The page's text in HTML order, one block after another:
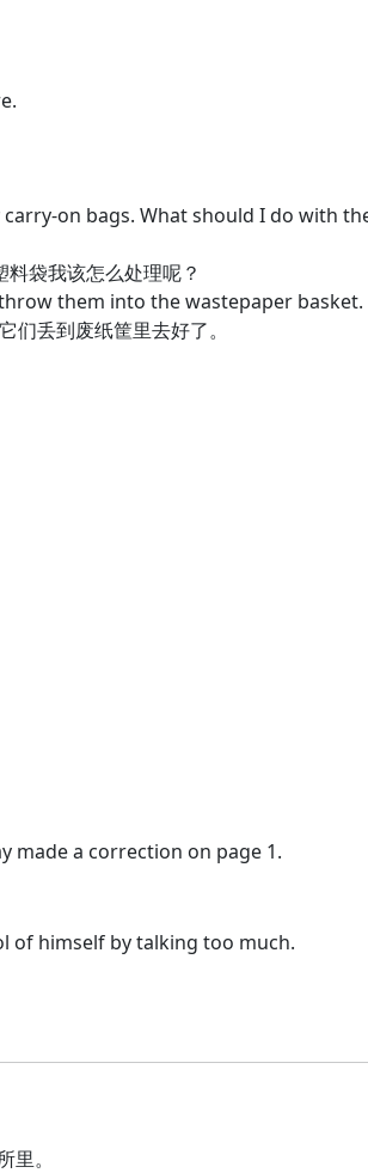
on bags. What should I do with
袋我该怎么处理呢？
them into the wastepaper basket.
丢到废纸筐里去好了。
made a correction on page 1.
himself by talking too much.
。